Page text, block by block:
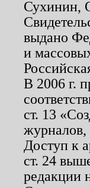
Сухинин,
выдано
и
В 2006 г.
ст. 13
журналов,
Доступ к
ст. 24
редакции